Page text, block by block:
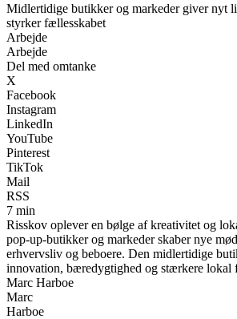
Midlertidige butikker og markeder giver nyt
styrker fællesskabet
Arbejde
Arbejde
Del med omtanke
X
Facebook
Instagram
LinkedIn
YouTube
Pinterest
TikTok
Mail
RSS
7 min
Risskov oplever en bølge af kreativitet og
pop-up-butikker og markeder skaber nye
erhvervsliv og beboere. Den midlertidige
innovation, bæredygtighed og stærkere lokal
Marc Harboe
Marc
Harboe